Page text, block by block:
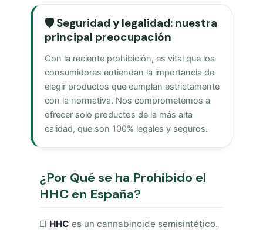
🛡️ Seguridad y legalidad: nuestra
principal preocupación
Con la reciente prohibición, es vital que los
consumidores entiendan la importancia de
elegir productos que cumplan estrictamente
con la normativa. Nos comprometemos a
ofrecer solo productos de la más alta
calidad, que son 100% legales y seguros.
¿Por Qué se ha Prohibido el
HHC en España?
El HHC es un cannabinoide semisintético.